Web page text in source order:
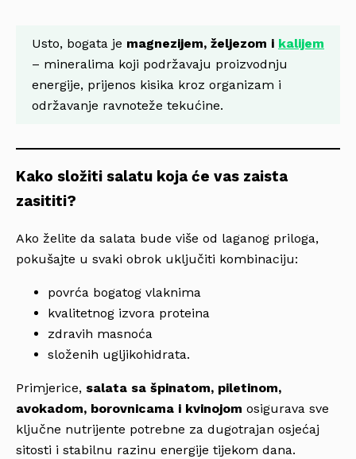
Usto, bogata je magnezijem, željezom i kalijem
– mineralima koji podržavaju proizvodnju
energije, prijenos kisika kroz organizam i
održavanje ravnoteže tekućine.
Kako složiti salatu koja će vas zaista
zasititi?
Ako želite da salata bude više od laganog priloga,
pokušajte u svaki obrok uključiti kombinaciju:
povrća bogatog vlaknima
kvalitetnog izvora proteina
zdravih masnoća
složenih ugljikohidrata.
Primjerice, salata sa špinatom, piletinom,
avokadom, borovnicama i kvinojom osigurava sve
ključne nutrijente potrebne za dugotrajan osjećaj
sitosti i stabilnu razinu energije tijekom dana.